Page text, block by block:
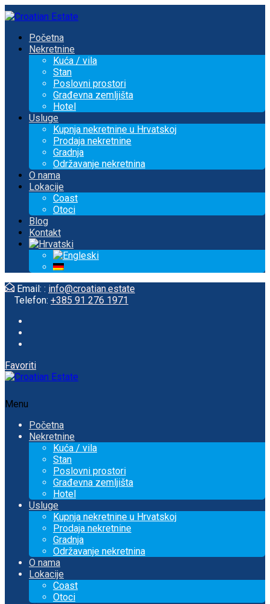
Početna
Nekretnine
Kuća / vila
Stan
Poslovni prostori
Građevna zemljišta
Hotel
Usluge
Kupnja nekretnine u Hrvatskoj
Prodaja nekretnine
Gradnja
Održavanje nekretnina
O nama
Lokacije
Coast
Otoci
Blog
Kontakt
Email: : info@croatian.estate
Telefon: +385 91 276 1971
Favoriti
Menu
Početna
Nekretnine
Kuća / vila
Stan
Poslovni prostori
Građevna zemljišta
Hotel
Usluge
Kupnja nekretnine u Hrvatskoj
Prodaja nekretnine
Gradnja
Održavanje nekretnina
O nama
Lokacije
Coast
Otoci